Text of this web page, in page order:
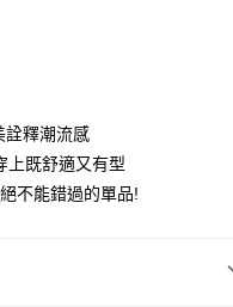
款」的支付方式。 讓您購物簡單
不需儲值。
詮釋潮流感
上既舒適又有型
不能錯過的單品!